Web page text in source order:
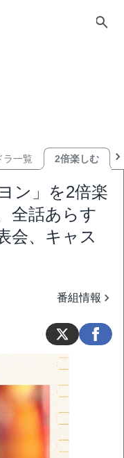
ラ一覧 2倍楽しむ
ン」を2倍楽
全話あらす
会、キャス
番組情報